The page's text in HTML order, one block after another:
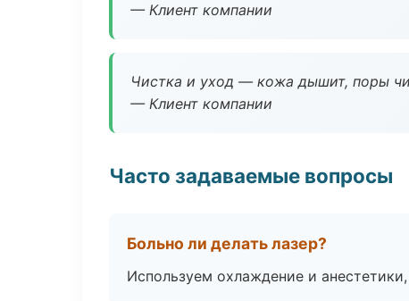
— Клиент компании
Чистка и уход — кожа дышит, поры
— Клиент компании
Часто задаваемые вопросы
Больно ли делать лазер?
Используем охлаждение и